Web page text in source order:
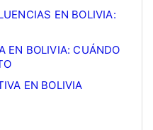
EN BOLIVIA:
EN BOLIVIA: CUÁNDO
EN BOLIVIA